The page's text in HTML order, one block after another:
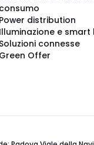
consumo
Power distribution
Illuminazione e smart
Soluzioni connesse
Green Offer